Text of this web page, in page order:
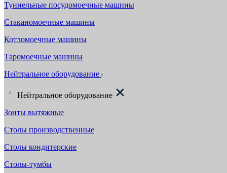
Туннельные посудомоечные машины
Стаканомоечные машины
Котломоечные машины
Таромоечные машины
Нейтральное оборудование
Нейтральное оборудование
Зонты вытяжные
Столы производственные
Столы кондитерские
Столы-тумбы